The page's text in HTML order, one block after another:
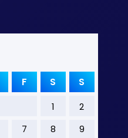
F S S
1
2
7 8
9